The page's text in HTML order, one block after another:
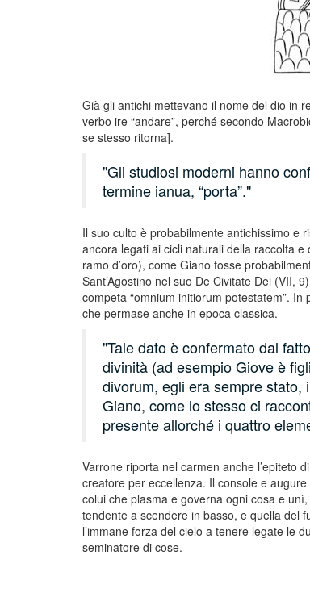
Già gli antichi mettevano il nome del dio in
verbo ire “andare”, perché secondo
se stesso ritorna].
Gli studiosi moderni hanno
termine ianua, “porta”.
Il suo culto è probabilmente antichissimo e
ancora legati ai cicli naturali della raccolta
ramo d’oro), come Giano fosse
Sant’Agostino nel suo De Civitate Dei (VII,
competa “omnium initiorum potestatem”.
che permase anche in epoca classica.
Tale dato è confermato dal
divinità (ad esempio Giove è
divorum, egli era sempre stato,
Giano, come lo stesso ci
presente allorché i quattro
Varrone riporta nel carmen anche l’epiteto
creatore per eccellenza. Il console e
colui che plasma e governa ogni cosa e
tendente a scendere in basso, e quella del
l’immane forza del cielo a tenere legate le
seminatore di cose.